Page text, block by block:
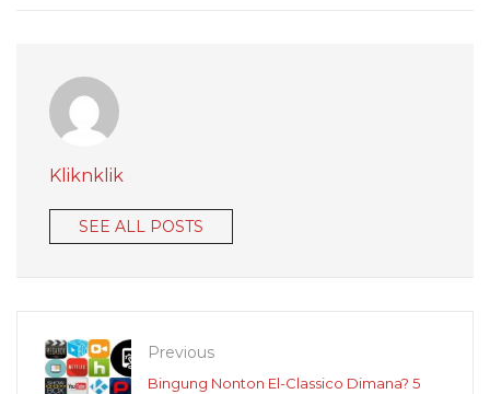
Kliknklik
SEE ALL POSTS
Previous
Bingung Nonton El-Classico Dimana? 5